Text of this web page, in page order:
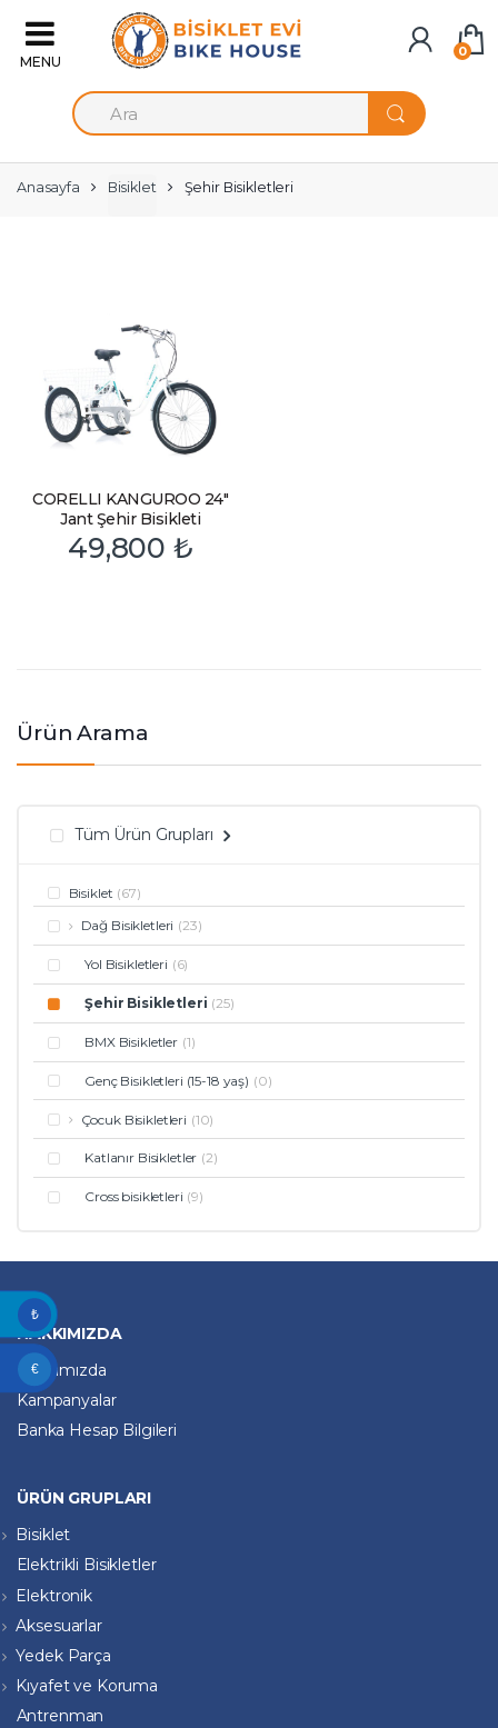
Skip to navigation
A
r
m
a
Anasayfa Bisiklet Şehir Bisikletleri
CORELLI KANGUROO 24″
Jant Şehir Bisikleti
49,800 ₺
Ürün Arama
Tüm Ürün Grupları
Bisiklet (67)
Dağ Bisikletleri (23)
Yol Bisikletleri (6)
Şehir Bisikletleri (25)
BMX Bisikletler (1)
Genç Bisikletleri (15-18 yaş) (0)
Çocuk Bisikletleri (10)
Katlanır Bisikletler (2)
Cross bisikletleri (9)
HAKKIMIZDA
Hakkımızda
Kampanyalar
Banka Hesap Bilgileri
ÜRÜN GRUPLARI
Bisiklet
Elektrikli Bisikletler
Elektronik
Aksesuarlar
Yedek Parça
Kıyafet ve Koruma
Antrenman
0
₺
€